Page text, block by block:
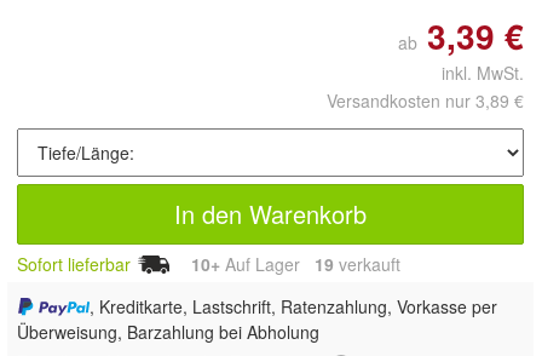
ab 3,39 €
inkl. MwSt.
Versandkosten nur 3,89 €
In den Warenkorb
Sofort lieferbar 10+ Auf Lager 19 verkauft
, Kreditkarte, Lastschrift, Ratenzahlung, Vorkasse per
Überweisung, Barzahlung bei Abholung